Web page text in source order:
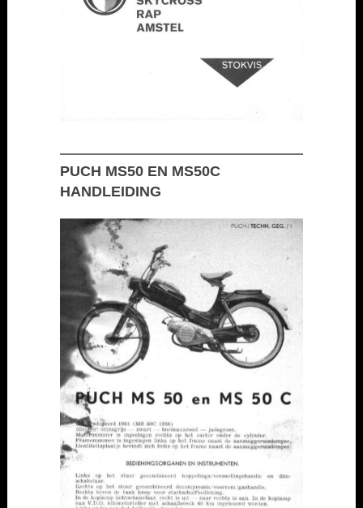
PUCH MS50 EN MS50C
HANDLEIDING